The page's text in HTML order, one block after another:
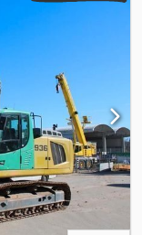
mm Központi
SWA33 Likufix
A leírás a
jelent adásvételi jog
leírás az
(TÜV) nélkül
szívesen adunk
és fizetési